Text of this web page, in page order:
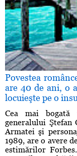
Povestea
are 40 de ani, o
locuieşte pe o
Cea mai
generalului
Armatei şi
1989, are o avere
estimărilor